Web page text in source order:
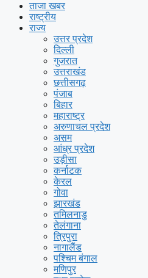
ताजा खबर
राष्ट्रीय
राज्य
उत्तर प्रदेश
दिल्ली
गुजरात
उत्तराखंड
छत्तीसगढ़
पंजाब
बिहार
महाराष्ट्र
अरुणाचल प्रदेश
असम
आंध्र प्रदेश
उड़ीसा
कर्नाटक
केरल
गोवा
झारखंड
तमिलनाडु
तेलंगाना
त्रिपुरा
नागालैंड
पश्चिम बंगाल
मणिपुर